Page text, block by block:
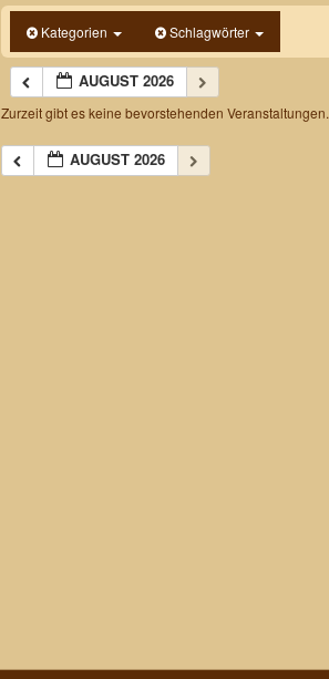
Kategorien Schlagwörter
AUGUST 2026
Zurzeit gibt es keine bevorstehenden Veranstaltungen.
AUGUST 2026